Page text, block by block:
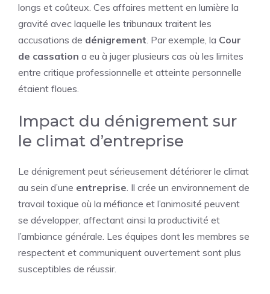
longs et coûteux. Ces affaires mettent en lumière la
gravité avec laquelle les tribunaux traitent les
accusations de dénigrement . Par exemple, la Cour
de cassation a eu à juger plusieurs cas où les limites
entre critique professionnelle et atteinte personnelle
étaient floues.
Impact du dénigrement sur
le climat d’entreprise
Le dénigrement peut sérieusement détériorer le climat
au sein d’une entreprise . Il crée un environnement de
travail toxique où la méfiance et l’animosité peuvent
se développer, affectant ainsi la productivité et
l’ambiance générale. Les équipes dont les membres se
respectent et communiquent ouvertement sont plus
susceptibles de réussir.